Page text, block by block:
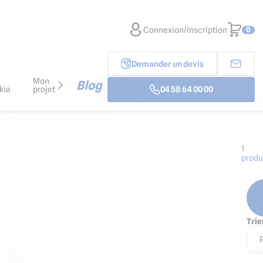
Blog
Mon
projet
Demander un devis
04 58 64 00 00
Connexion/Inscription 0
1